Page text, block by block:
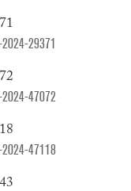
29371
2024-47072
2024-47118